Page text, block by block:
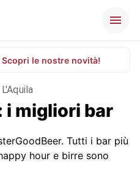
Scopri le nostre novità!
L'Aquila
i migliori bar
Tutti i bar più
hour e birre sono